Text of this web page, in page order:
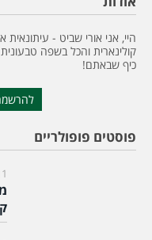
היי, אני אורי שביט -
קולינארית והכל בשפה
כיף שבאתם!
פוסטים פופולריים
11